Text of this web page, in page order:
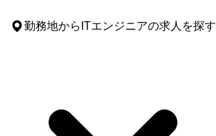
勤務地からITエンジニアの求人を探す